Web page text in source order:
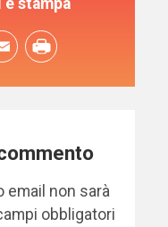
email non sarà
obbligatori